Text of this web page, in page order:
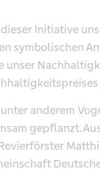
Initiative
symbolischen
unser
anderem
gepflanzt.